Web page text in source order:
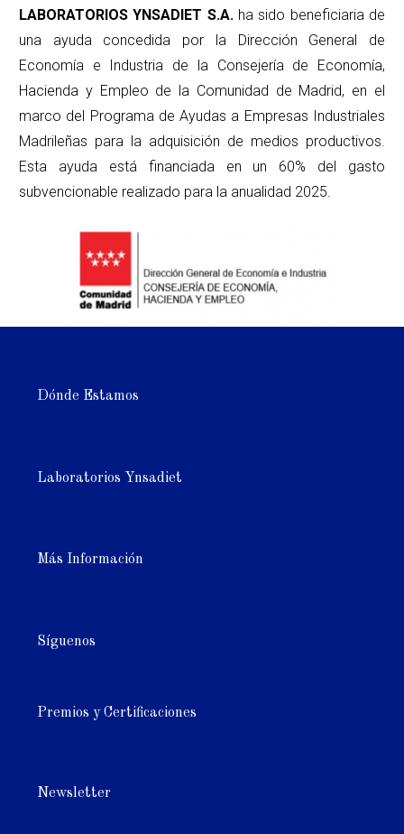
LABORATORIOS YNSADIET S.A. ha sido beneficiaria de
una ayuda concedida por la Dirección General de
Economía e Industria de la Consejería de Economía,
Hacienda y Empleo de la Comunidad de Madrid, en el
marco del Programa de Ayudas a Empresas Industriales
Madrileñas para la adquisición de medios productivos.
Esta ayuda está financiada en un 60% del gasto
subvencionable realizado para la anualidad 2025.
Dónde Estamos
Laboratorios Ynsadiet
Más Información
Síguenos
Premios y Certificaciones
Newsletter